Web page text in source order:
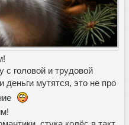
с головой и трудовой
деньги мутятся, это не про